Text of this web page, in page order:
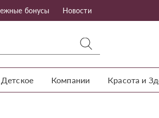
бонусы Новости
Детское Компании Красота и